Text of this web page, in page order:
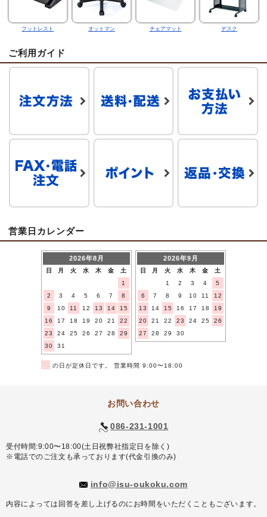
フットレスト オットマン チェアマット デスク
ご利用ガイド
営業日カレンダー
2026年8月
日 月 火 水 木 金
土
1
2
3 4 5 6 7
8
9
10 11 12 13 14
15
16
17 18 19 20 21
22
23
24 25 26 27 28
29
30
31
2026年9月
日 月 火 水 木 金
土
1
2 3 4
5
6
7 8 9 10 11
12
13
14 15 16 17 18
19
20
21 22 23 24 25
26
27
28 29 30
の日が定休日です。 営業時間 9:00〜18:00
お問い合わせ
086-231-1001
受付時間:9:00〜18:00(土日祝弊社指定日を除く)
※電話でのご注文も承っております(代金引換のみ)
info@isu-oukoku.com
内容によっては回答を差し上げるのにお時間をいただくこともございます。